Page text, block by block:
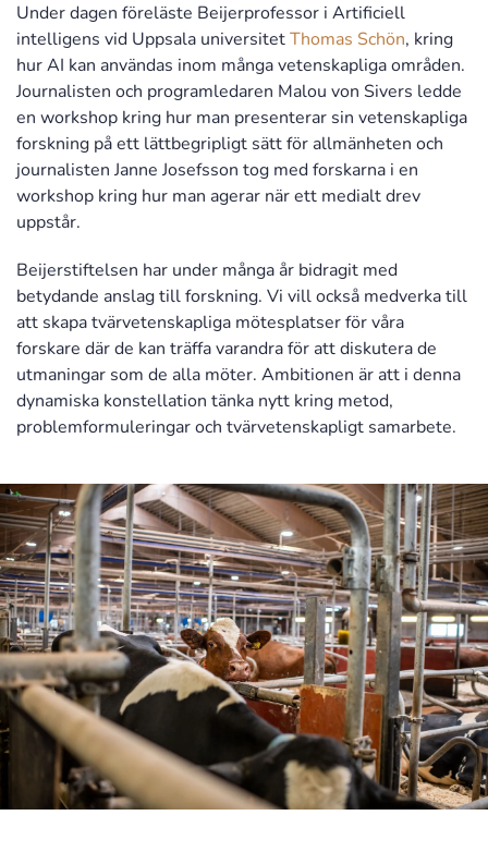
Under dagen föreläste Beijerprofessor i Artificiell
intelligens vid Uppsala universitetThomas Schön, kring
hur AI kan användas inom många vetenskapliga områden.
Journalisten och programledaren Malou von Sivers ledde
en workshop kring hur man presenterar sin vetenskapliga
forskning på ett lättbegripligt sätt för allmänheten och
journalisten Janne Josefsson tog med forskarna i en
workshop kring hur man agerar när ett medialt drev
uppstår.
Beijerstiftelsen har under många år bidragit med
betydande anslag till forskning. Vi vill också medverka till
att skapa tvärvetenskapliga mötesplatser för våra
forskare där de kan träffa varandra för att diskutera de
utmaningar som de alla möter. Ambitionen är att i denna
dynamiska konstellation tänka nytt kring metod,
problemformuleringar och tvärvetenskapligt samarbete.